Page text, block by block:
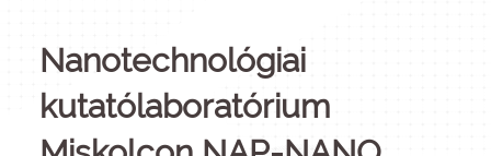
Nanotechnológiai
kutatólaboratórium